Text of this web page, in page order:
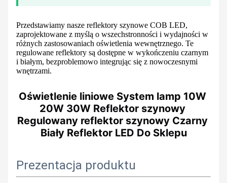
Przedstawiamy nasze reflektory szynowe COB LED,
zaprojektowane z myślą o wszechstronności i wydajności w
różnych zastosowaniach oświetlenia wewnętrznego. Te
regulowane reflektory są dostępne w wykończeniu czarnym
i białym, bezproblemowo integrując się z nowoczesnymi
wnętrzami.
Oświetlenie liniowe System lamp 10W
20W 30W Reflektor szynowy
Regulowany reflektor szynowy Czarny
Biały Reflektor LED Do Sklepu
Prezentacja produktu